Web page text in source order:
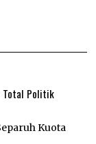
Total Politik
Kuota